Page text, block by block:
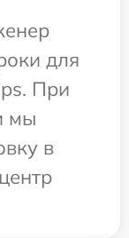
для
При
мы
в